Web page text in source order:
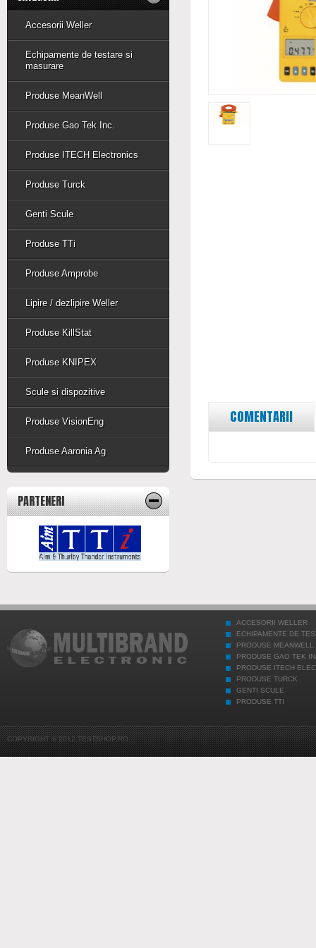
Accesorii Weller
Echipamente de testare si
masurare
Produse MeanWell
Produse Gao Tek Inc.
Produse ITECH Electronics
Produse Turck
Genti Scule
Produse TTi
Produse Amprobe
Lipire / dezlipire Weller
Produse KillStat
Produse KNIPEX
Scule si dispozitive
Produse VisionEng
Produse Aaronia Ag
PARTENERI
COMENTARII
ACCESORII WELLER
ECHIPAMENTE DE
PRODUSE MEANWELL
PRODUSE GAO TEK
PRODUSE ITECH
PRODUSE TURCK
GENTI SCULE
PRODUSE TTI
COPYRIGHT © 2012 TESTSHOP.RO